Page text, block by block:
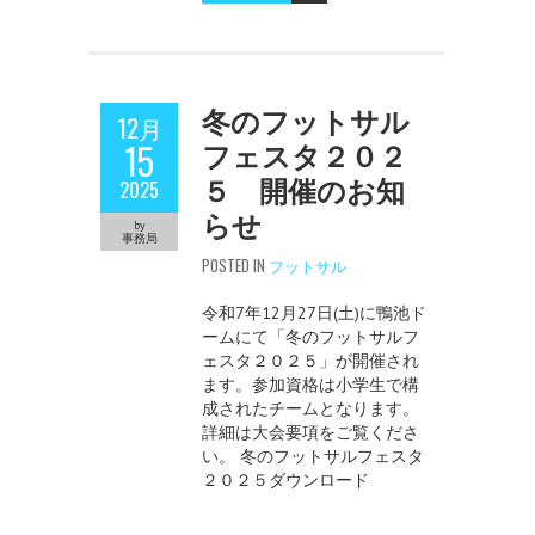
12月
15
2025
by
事務局
冬のフットサル
フェスタ２０２
５ 開催のお知
らせ
POSTED IN フットサル
令和7年12月27日(土)に鴨池ド
ームにて「冬のフットサルフ
ェスタ２０２５」が開催され
ます。参加資格は小学生で構
成されたチームとなります。
詳細は大会要項をご覧くださ
い。 冬のフットサルフェスタ
２０２５ダウンロード